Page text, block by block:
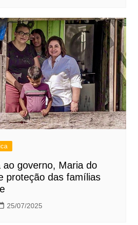
ao governo, Maria do
proteção das famílias
25/07/2025